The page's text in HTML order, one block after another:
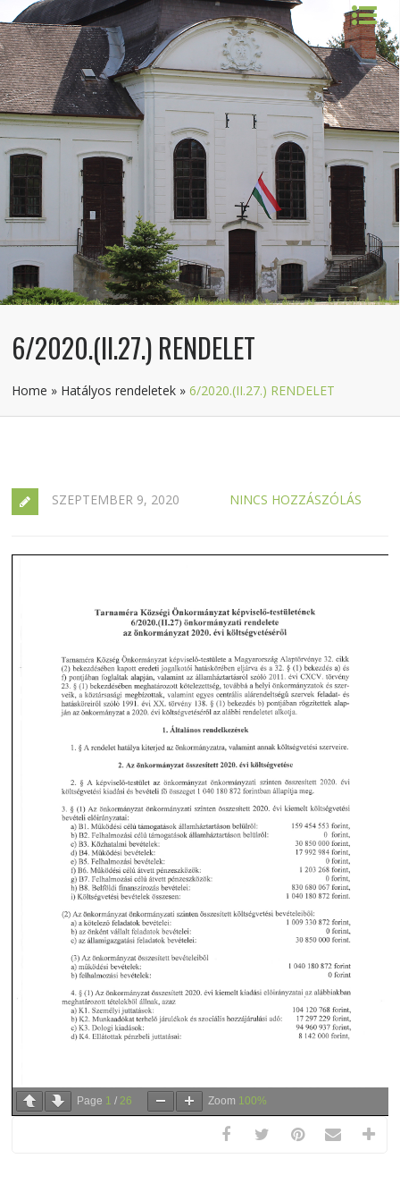
6/2020.(II.27.) RENDELET
Home » Hatályos rendeletek »6/2020.(II.27.) RENDELET
SZEPTEMBER 9, 2020 NINCS HOZZÁSZÓLÁS
Page 1 / 26 Zoom 100%